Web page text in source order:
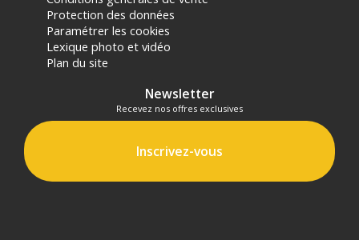
Protection des données
Paramétrer les cookies
Lexique photo et vidéo
Plan du site
Newsletter
Recevez nos offres exclusives
Inscrivez-vous